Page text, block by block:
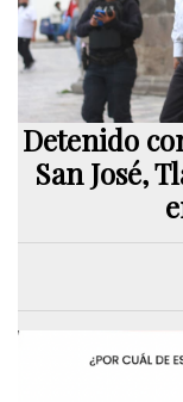
Detenido
San José,